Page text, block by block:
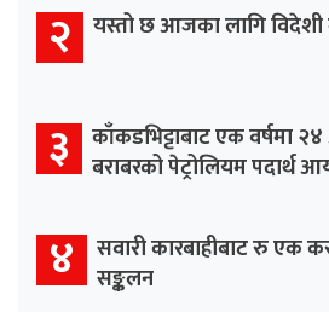
२ यस्तो छ आजका लागि विदेशी
३ काँकडभिट्टाबाट एक वर्षमा
बराबरको पेट्रोलियम पदार्थ
४ सवारी कारबाहीबाट रु एक
सङ्कलन